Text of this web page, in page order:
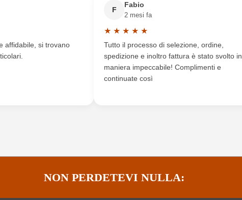
Premi
Qualità
di 5 su 5 stelle
affidabile, si trovano
F
Fabio
2 mesi fa
★ ★ ★ ★ ★
Valutazione media di 5 su 5 stelle
Tutto il processo di selezione, ordine,
spedizione e inoltro fattura è stato svolto in
maniera impeccabile! Complimenti e
continuate così
NON PERDETEVI NULLA: